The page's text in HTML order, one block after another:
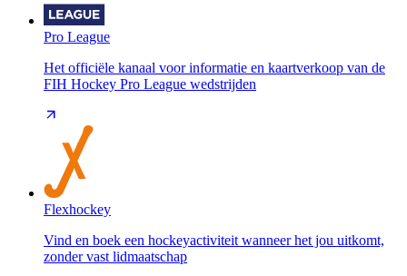
Pro League
Het officiële kanaal voor informatie en kaartverkoop van de
FIH Hockey Pro League wedstrijden
Flexhockey
Vind en boek een hockeyactiviteit wanneer het jou uitkomt,
zonder vast lidmaatschap